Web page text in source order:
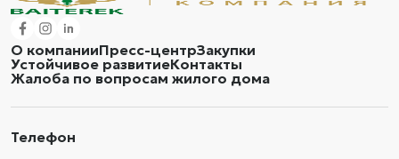
О компанииПресс-центрЗакупки
Устойчивое развитиеКонтакты
Жалоба по вопросам жилого дома
Телефон